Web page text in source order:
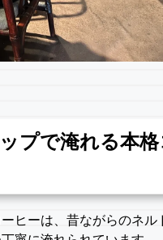
プで淹れる本格
ヒーは、昔ながらのネル